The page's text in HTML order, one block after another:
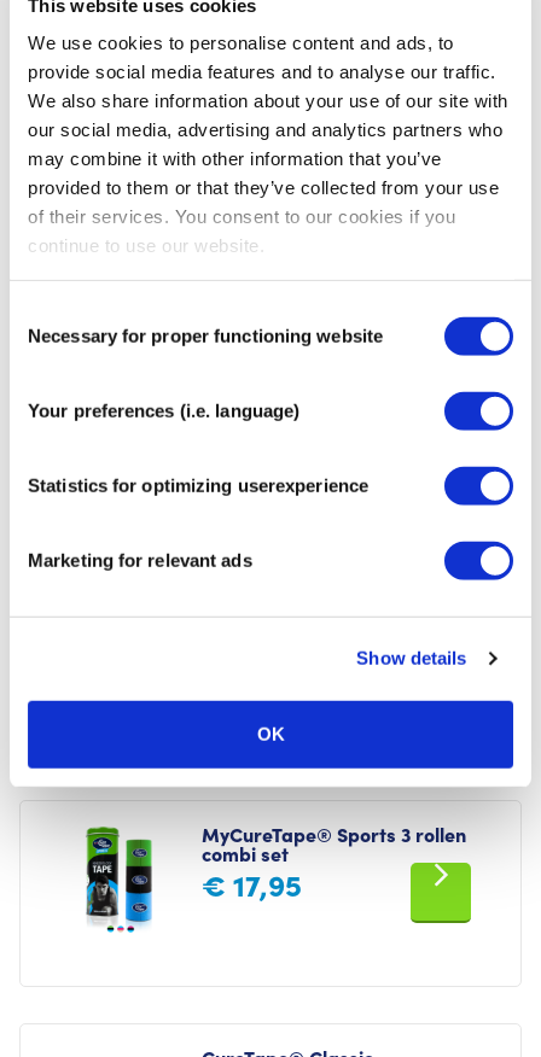
This website uses cookies
We use cookies to personalise content and ads, to
provide social media features and to analyse our traffic.
We also share information about your use of our site with
our social media, advertising and analytics partners who
may combine it with other information that you’ve
provided to them or that they’ve collected from your use
of their services. You consent to our cookies if you
continue to use our website.
Selection
Necessary for proper functioning website
Your preferences (i.e. language)
Statistics for optimizing userexperience
Marketing for relevant ads
Show details
OK
Maat
5 cm x 5 m
ISO 9001:2015
Ja
ISO 13485:2016
Ja
ISO 14001:2015
Ja
MDR 2017/745
Ja
Aanbevolen voor jou
€59,95
MyCureTape® Sports Pre-Cut
MyCureTape® Sports 3 rollen
combi set
€ 17,95